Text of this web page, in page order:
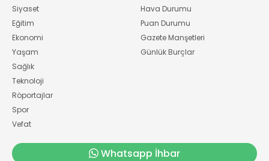
Siyaset
Eğitim
Ekonomi
Yaşam
Sağlık
Teknoloji
Röportajlar
Spor
Vefat
Hava Durumu
Puan Durumu
Gazete Manşetleri
Günlük Burçlar
Whatsapp İhbar